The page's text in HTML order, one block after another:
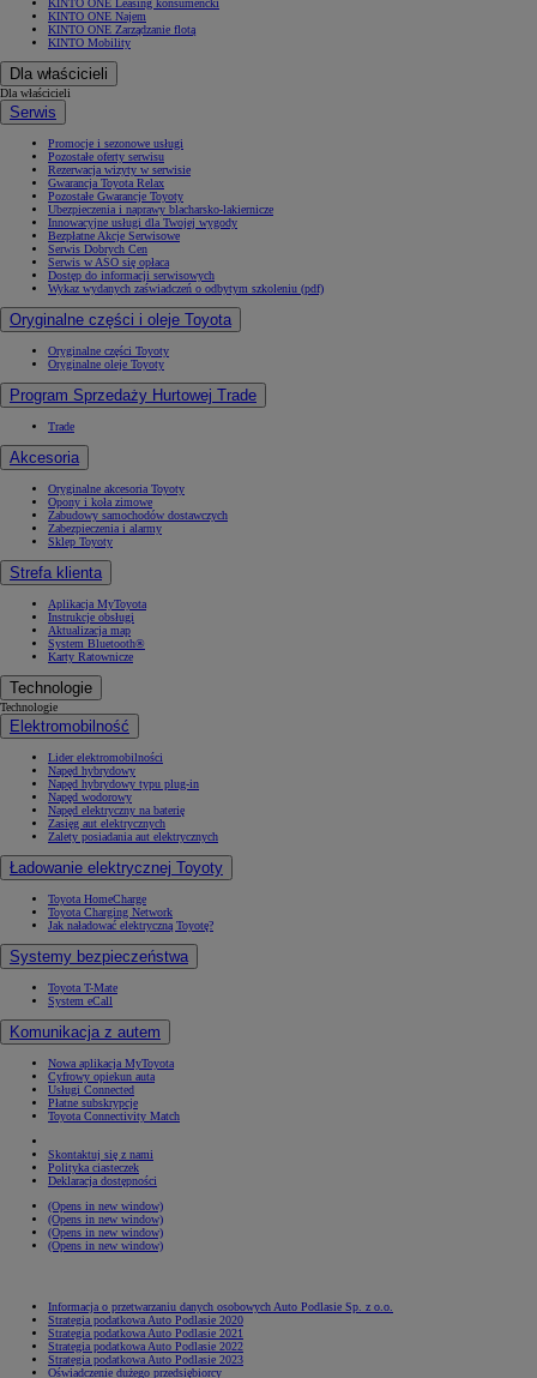
KINTO ONE Leasing konsumencki
KINTO ONE Najem
KINTO ONE Zarządzanie flotą
KINTO Mobility
Dla właścicieli
Dla właścicieli
Serwis
Promocje i sezonowe usługi
Pozostałe oferty serwisu
Rezerwacja wizyty w serwisie
Gwarancja Toyota Relax
Pozostałe Gwarancje Toyoty
Ubezpieczenia i naprawy blacharsko-lakiernicze
Innowacyjne usługi dla Twojej wygody
Bezpłatne Akcje Serwisowe
Serwis Dobrych Cen
Serwis w ASO się opłaca
Dostęp do informacji serwisowych
Wykaz wydanych zaświadczeń o odbytym szkoleniu (pdf)
Oryginalne części i oleje Toyota
Oryginalne części Toyoty
Oryginalne oleje Toyoty
Program Sprzedaży Hurtowej Trade
Trade
Akcesoria
Oryginalne akcesoria Toyoty
Opony i koła zimowe
Zabudowy samochodów dostawczych
Zabezpieczenia i alarmy
Sklep Toyoty
Strefa klienta
Aplikacja MyToyota
Instrukcje obsługi
Aktualizacja map
System Bluetooth®
Karty Ratownicze
Technologie
Technologie
Elektromobilność
Lider elektromobilności
Napęd hybrydowy
Napęd hybrydowy typu plug-in
Napęd wodorowy
Napęd elektryczny na baterię
Zasięg aut elektrycznych
Zalety posiadania aut elektrycznych
Ładowanie elektrycznej Toyoty
Toyota HomeCharge
Toyota Charging Network
Jak naładować elektryczną Toyotę?
Systemy bezpieczeństwa
Toyota T-Mate
System eCall
Komunikacja z autem
Nowa aplikacja MyToyota
Cyfrowy opiekun auta
Usługi Connected
Płatne subskrypcje
Toyota Connectivity Match
Skontaktuj się z nami
Polityka ciasteczek
Deklaracja dostępności
(Opens in new window)
(Opens in new window)
(Opens in new window)
(Opens in new window)
Informacja o przetwarzaniu danych osobowych Auto Podlasie Sp. z o.o.
Strategia podatkowa Auto Podlasie 2020
Strategia podatkowa Auto Podlasie 2021
Strategia podatkowa Auto Podlasie 2022
Strategia podatkowa Auto Podlasie 2023
Oświadczenie dużego przedsiębiorcy